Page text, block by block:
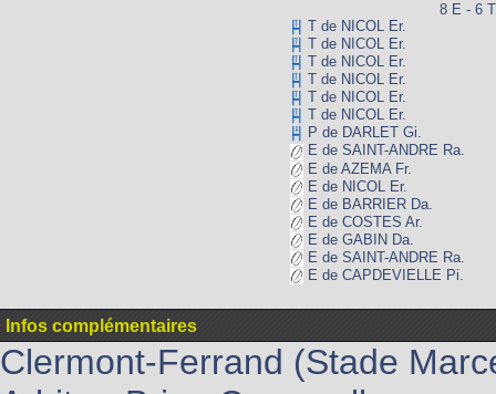
8 E - 6
T de NICOL Er.
T de NICOL Er.
T de NICOL Er.
T de NICOL Er.
T de NICOL Er.
T de NICOL Er.
P de DARLET Gi.
E de SAINT-ANDRE Ra.
E de AZEMA Fr.
E de NICOL Er.
E de BARRIER Da.
E de COSTES Ar.
E de GABIN Da.
E de SAINT-ANDRE Ra.
E de CAPDEVIELLE Pi.
Infos complémentaires
Clermont-Ferrand (Stade